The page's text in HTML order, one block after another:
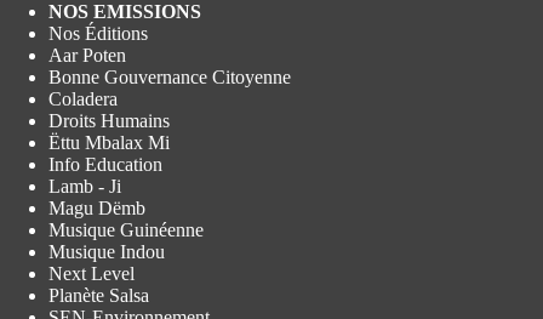
NOS EMISSIONS
Nos Éditions
Aar Poten
Bonne Gouvernance Citoyenne
Coladera
Droits Humains
Ëttu Mbalax Mi
Info Education
Lamb - Ji
Magu Dëmb
Musique Guinéenne
Musique Indou
Next Level
Planète Salsa